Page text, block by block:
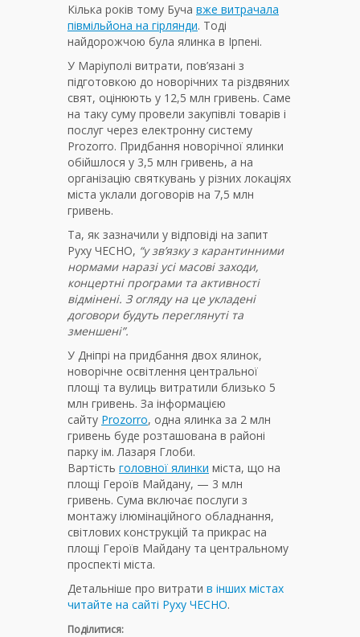
Кілька років тому Буча вже витрачала
півмільйона на гірлянди. Тоді
найдорожчою була ялинка в Ірпені.
У Маріуполі витрати, пов’язані з
підготовкою до новорічних та різдвяних
свят, оцінюють у 12,5 млн гривень. Саме
на таку суму провели закупівлі товарів і
послуг через електронну систему
Prozorro. Придбання новорічної ялинки
обійшлося у 3,5 млн гривень, а на
організацію святкувань у різних локаціях
міста уклали договорів на 7,5 млн
гривень.
Та, як зазначили у відповіді на запит
Руху ЧЕСНО, “у зв’язку з карантинними
нормами наразі усі масові заходи,
концертні програми та активності
відмінені. З огляду на це укладені
договори будуть переглянуті та
зменшені”.
У Дніпрі на придбання двох ялинок,
новорічне освітлення центральної
площі та вулиць витратили близько 5
млн гривень. За інформацією
сайту Prozorro, одна ялинка за 2 млн
гривень буде розташована в районі
парку ім. Лазаря Глоби.
Вартість головної ялинки міста, що на
площі Героїв Майдану, — 3 млн
гривень. Сума включає послуги з
монтажу ілюмінаційного обладнання,
світлових конструкцій та прикрас на
площі Героїв Майдану та центральному
проспекті міста.
Детальніше про витрати в інших містах
читайте на сайті Руху ЧЕСНО.
Поділитися: